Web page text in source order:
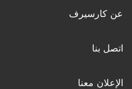
عن كارسيرف
اتصل بنا
الإعلان معنا